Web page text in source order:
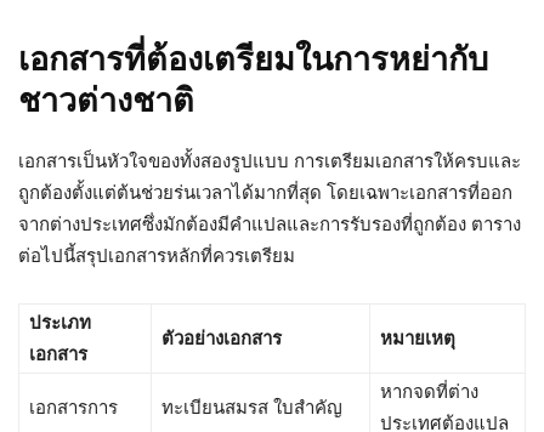
เอกสารที่ต้องเตรียมในการหย่ากับ
ชาวต่างชาติ
เอกสารเป็นหัวใจของทั้งสองรูปแบบ การเตรียมเอกสารให้ครบและ
ถูกต้องตั้งแต่ต้นช่วยร่นเวลาได้มากที่สุด โดยเฉพาะเอกสารที่ออก
จากต่างประเทศซึ่งมักต้องมีคำแปลและการรับรองที่ถูกต้อง ตาราง
ต่อไปนี้สรุปเอกสารหลักที่ควรเตรียม
ประเภท
เอกสาร
ตัวอย่างเอกสาร หมายเหตุ
เอกสารการ
ทะเบียนสมรส ใบสำคัญ
หากจดที่ต่าง
ประเทศต้องแปล